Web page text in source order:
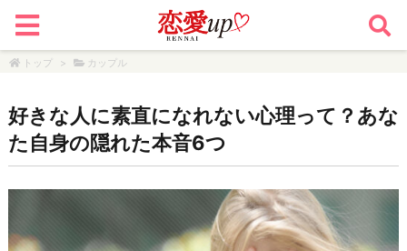
トップ > カップル
好きな人に素直になれない心理って？あな
た自身の隠れた本音6つ